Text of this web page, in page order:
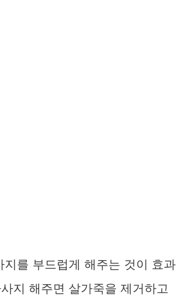
를 부드럽게 해주는 것이 효과
지 해주면 살가죽을 제거하고